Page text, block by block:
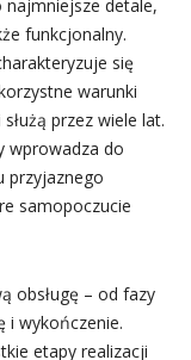
najmniejsze detale,
funkcjonalny.
się
warunki
przez wiele lat.
wprowadza do
przyjaznego
samopoczucie
obsługę – od fazy
i wykończenie.
etapy realizacji